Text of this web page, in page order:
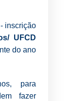
inscrição
UFCD
do ano
para
fazer